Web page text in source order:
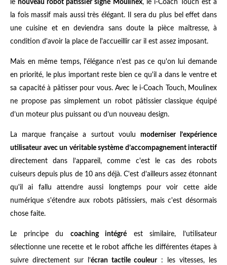
lenouveau robot pâtissier signé Moulinex, le i-Coach Touch est à
la fois massif mais aussi très élégant. Il sera du plus bel effet dans
une cuisine et en deviendra sans doute la pièce maîtresse, à
condition d'avoir la place de l'accueillir car il est assez imposant.
Mais en même temps, l'élégance n'est pas ce qu'on lui demande
en priorité, le plus important reste bien ce qu'il a dans le ventre et
sa capacité à pâtisser pour vous. Avec le i-Coach Touch, Moulinex
ne propose pas simplement un robot pâtissier classique équipé
d’un moteur plus puissant ou d’un nouveau design.
La marque française a surtout voulu moderniser l’expérience
utilisateur avec un véritable système d’accompagnement interactif
directement dans l’appareil, comme c'est le cas des robots
cuiseurs depuis plus de 10 ans déjà. C'est d'ailleurs assez étonnant
qu'il ai fallu attendre aussi longtemps pour voir cette aide
numérique s'étendre aux robots pâtissiers, mais c'est désormais
chose faite.
Le principe du coaching intégré est similaire, l’utilisateur
sélectionne une recette et le robot affiche les différentes étapes à
suivre directement sur l’écran tactile couleur: les vitesses, les